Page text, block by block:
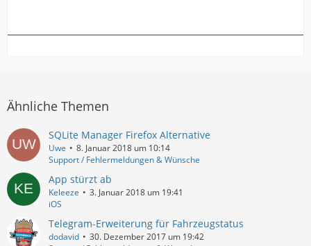
Ähnliche Themen
SQLite Manager Firefox Alternative
Uwe
8. Januar 2018 um 10:14
Support / Fehlermeldungen & Wünsche
App stürzt ab
Keleeze
3. Januar 2018 um 19:41
iOS
Telegram-Erweiterung für Fahrzeugstatus
dodavid
30. Dezember 2017 um 19:42